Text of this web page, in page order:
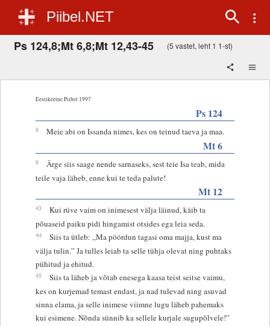
Piibel.NET
Ps 124,8;Mt 6,8;Mt 12,43-45 (5 vastet, leht 1 1-st)
Eestikeelne Piibel 1997
Ps 124
8 Meie abi on Issanda nimes, kes on teinud taeva ja maa.
Mt 6
8
Ärge siis saage nende sarnaseks, sest teie Isa teab, mida
teile vaja läheb, enne kui te teda palute!
Mt 12
43
Kui rüve vaim on inimesest välja läinud, käib ta
põuaseid paiku pidi hingamist otsides ega leia seda.
44
Siis ta ütleb: „Ma pöördun tagasi oma majja, kust ma
välja tulin.” Ja tulles leiab ta selle tühja olevat ning puhtaks
pühitud ja ehitud.
45
Siis ta läheb ja võtab enesega kaasa teist seitse vaimu,
kes on kurjemad temast endast, ja nad tulevad ning asuvad
sinna elama, ja selle inimese viimne lugu läheb pahemaks
kui esimene. Nõnda sünnib ka sellele kurjale sugupõlvele!”